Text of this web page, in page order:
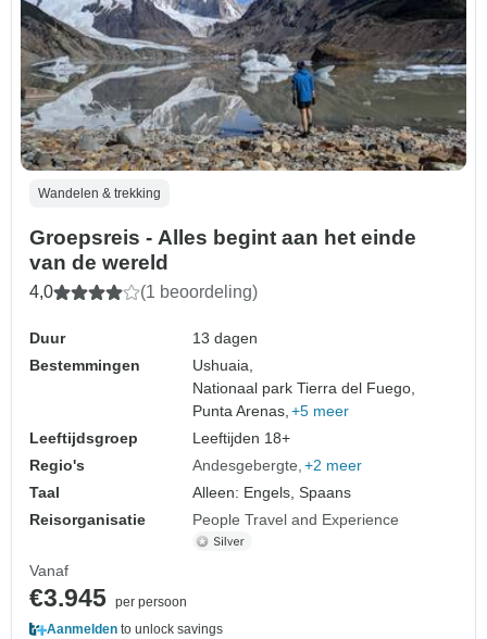
Wandelen & trekking
Groepsreis - Alles begint aan het einde
van de wereld
4,0 (1 beoordeling)
Duur
13 dagen
Bestemmingen
Ushuaia,
Nationaal park Tierra del Fuego,
Punta Arenas, +5 meer
Leeftijdsgroep
Leeftijden 18+
Regio's
Andesgebergte +2 meer
Taal
Alleen: Engels, Spaans
Reisorganisatie
People Travel and Experience
Vanaf
€3.945 per persoon
Aanmelden to unlock savings